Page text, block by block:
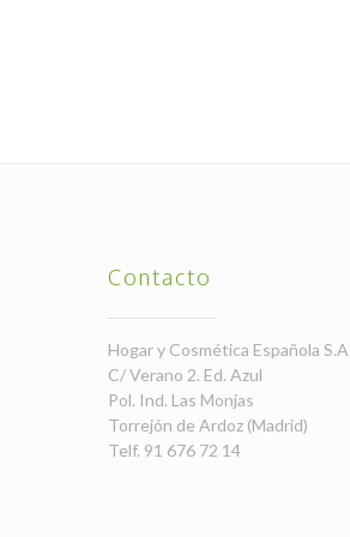
Contacto
Hogar y Cosmética Española S.A
C/ Verano 2. Ed. Azul
Pol. Ind. Las Monjas
Torrejón de Ardoz (Madrid)
Telf. 91 676 72 14